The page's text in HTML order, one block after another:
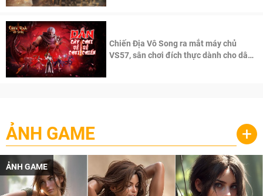
Chiến Địa Vô Song ra mắt máy chủ
VS57, sân chơi đích thực dành cho dân
ẢNH GAME +
ẢNH GAME